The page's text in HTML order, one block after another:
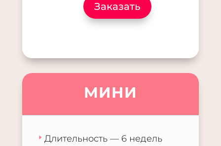
Заказать
МИНИ
Длительность — 6 недель